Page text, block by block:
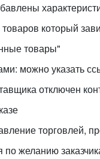
который
товары"
можно указать
отключен
торговлей,
желанию